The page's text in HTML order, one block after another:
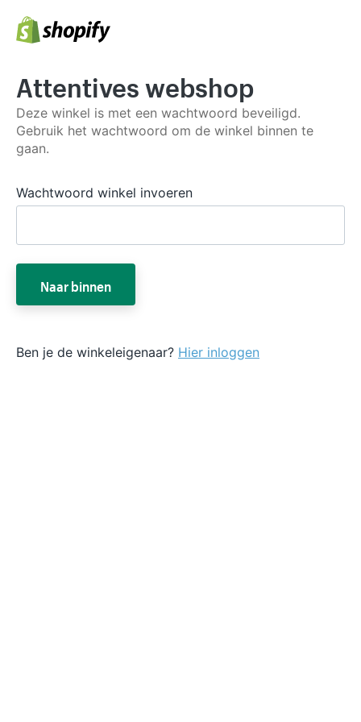
Attentives webshop
Deze winkel is met een wachtwoord beveiligd.
Gebruik het wachtwoord om de winkel binnen te
gaan.
Wachtwoord winkel invoeren
Naar binnen
Ben je de winkeleigenaar? Hier inloggen